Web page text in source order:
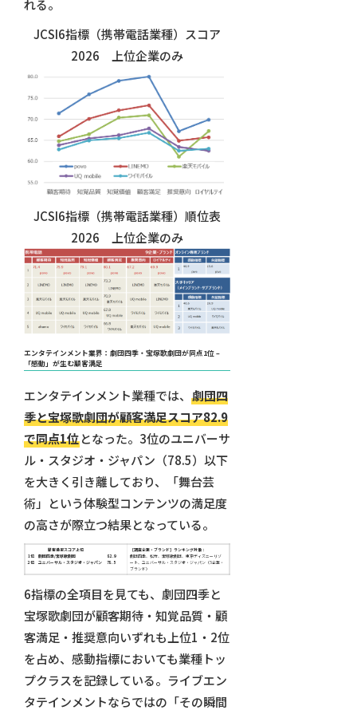
れる。
JCSI6指標（携帯電話業種）スコア
2026 上位企業のみ
JCSI6指標（携帯電話業種）順位表
2026 上位企業のみ
エンタテインメント業界：劇団四季・宝塚歌劇団が同点1位 –
「感動」が生む顧客満足
エンタテインメント業種では、 劇団四
季と宝塚歌劇団が顧客満足スコア82.9
で同点1位となった。3位のユニバーサ
ル・スタジオ・ジャパン（78.5）以下
を大きく引き離しており、「舞台芸
術」という体験型コンテンツの満足度
の高さが際立つ結果となっている。
顧客満足スコア上位
1位 劇団四季/宝塚歌劇団 82.9
2位
ユニバーサル・スタジオ・ジャパン 78.5
［調査企業・ブランド］ランキング対象：
劇団四季、松竹、宝塚歌劇団、東京ディズニーリゾ
ート、ユニバーサル・スタジオ・ジャパン（5企業・
ブランド）
6指標の全項目を見ても、劇団四季と
宝塚歌劇団が顧客期待・知覚品質・顧
客満足・推奨意向いずれも上位1・2位
を占め、感動指標においても業種トッ
プクラスを記録している。ライブエン
タテインメントならではの「その瞬間